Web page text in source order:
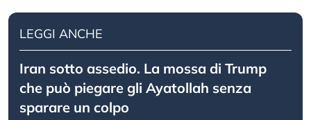
LEGGI ANCHE
Iran sotto assedio. La mossa di Trump
che può piegare gli Ayatollah senza
sparare un colpo